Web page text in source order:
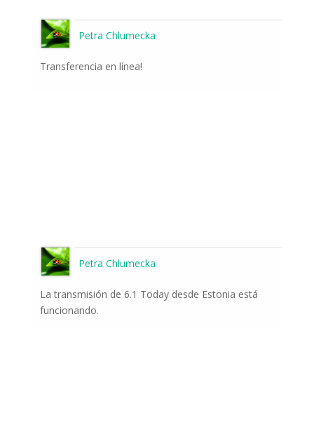
Petra Chlumecka
Transferencia en línea!
Petra Chlumecka
La transmisión de 6.1 Today desde Estonia está
funcionando.